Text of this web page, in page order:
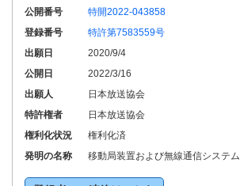
公開番号
特開2022-043858
登録番号
特許第7583559号
出願日
2020/9/4
公開日
2022/3/16
出願人
日本放送協会
特許権者
日本放送協会
権利化状況
権利化済
発明の名称
移動局装置および無線通信システム